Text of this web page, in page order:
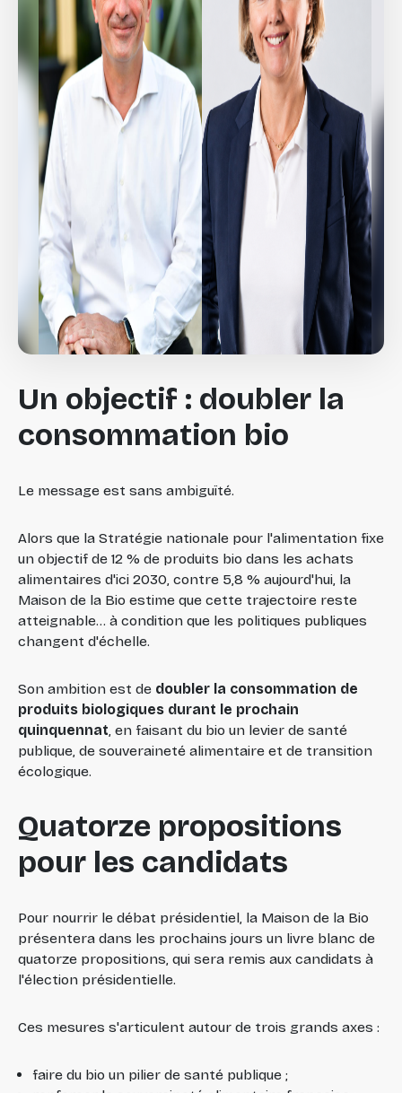
Un objectif : doubler la
consommation bio
Le message est sans ambiguïté.
Alors que la Stratégie nationale pour l'alimentation fixe
un objectif de 12 % de produits bio dans les achats
alimentaires d'ici 2030, contre 5,8 % aujourd'hui, la
Maison de la Bio estime que cette trajectoire reste
atteignable... à condition que les politiques publiques
changent d'échelle.
Son ambition est de doubler la consommation de
produits biologiques durant le prochain
quinquennat, en faisant du bio un levier de santé
publique, de souveraineté alimentaire et de transition
écologique.
Quatorze propositions
pour les candidats
Pour nourrir le débat présidentiel, la Maison de la Bio
présentera dans les prochains jours un livre blanc de
quatorze propositions, qui sera remis aux candidats à
l'élection présidentielle.
Ces mesures s'articulent autour de trois grands axes :
faire du bio un pilier de santé publique ;